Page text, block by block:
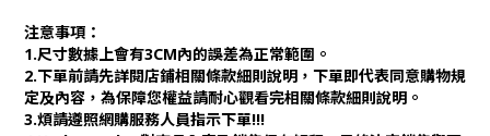
注意事項：
1.尺寸數據上會有3CM內的誤差為正常範圍。
2.下單前請先詳閱店鋪相關條款細則說明，下單即代表同意購物規
定及內容，為保障您權益請耐心觀看完相關條款細則說明。
3.煩請遵照網購服務人員指示下單!!!